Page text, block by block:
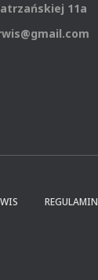
11a
REGULAMIN